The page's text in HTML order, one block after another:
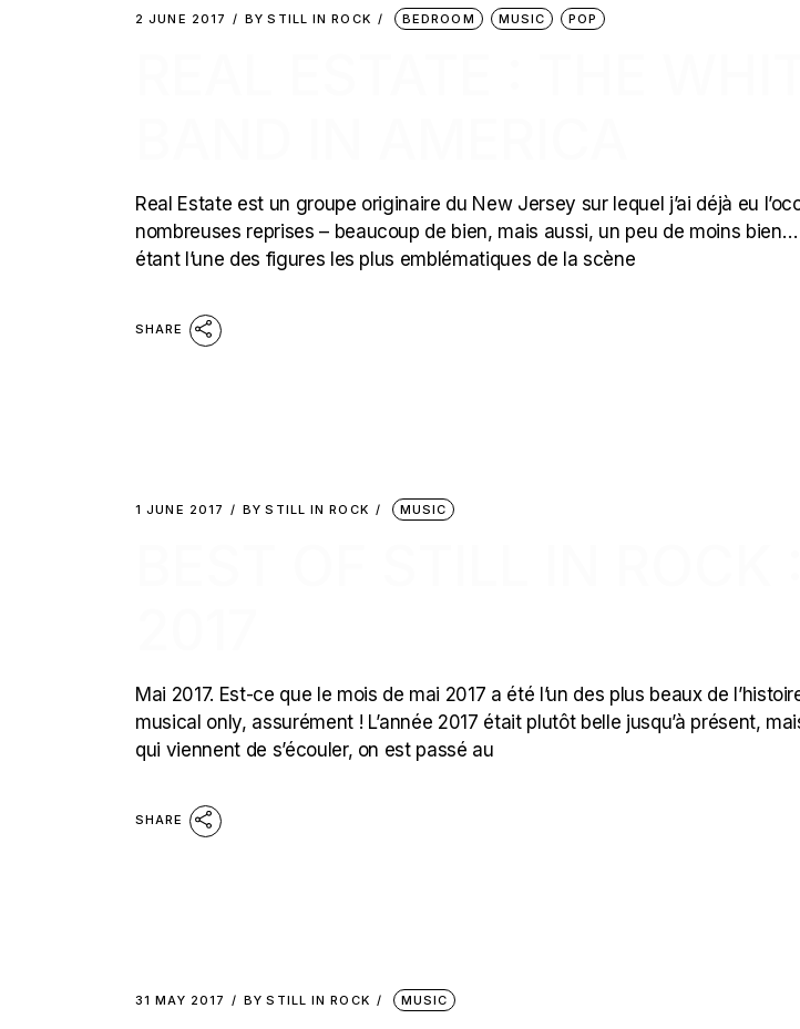
2 JUNE 2017 BY STILL IN ROCK BEDROOM MUSIC POP
Real Estate est un groupe originaire du New Jersey sur lequel j’ai déjà eu
nombreuses reprises – beaucoup de bien, mais aussi, un peu de moins
étant l’une des figures les plus emblématiques de la scène
SHARE
1 JUNE 2017 BY STILL IN ROCK MUSIC
Mai 2017. Est-ce que le mois de mai 2017 a été l’un des plus beaux de
musical only, assurément ! L’année 2017 était plutôt belle jusqu’à présent,
qui viennent de s’écouler, on est passé au
SHARE
31 MAY 2017 BY STILL IN ROCK MUSIC